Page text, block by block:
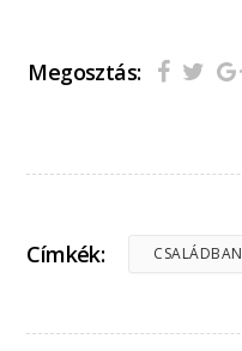
Megosztás:
Címkék: CSALÁDBAN